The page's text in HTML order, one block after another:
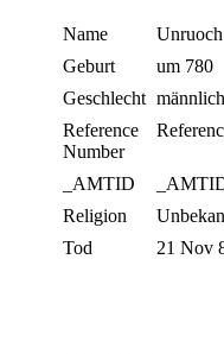
Name Unruoch
Geburt
um 780
Geschlecht männlich
Reference
Number
_AMTID
Religion
Tod
21 Nov